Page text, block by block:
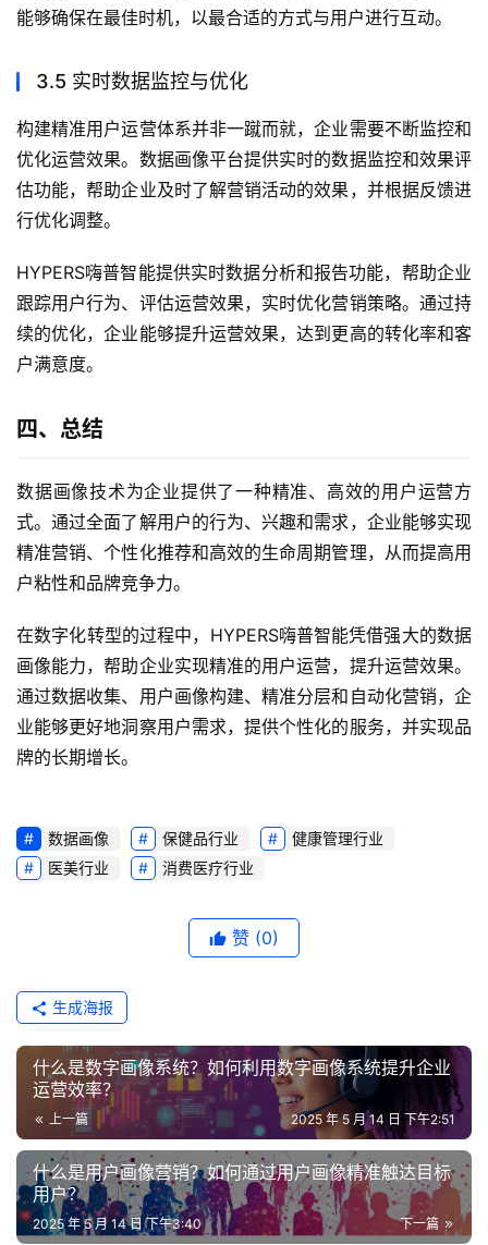
能够确保在最佳时机，以最合适的方式与用户进行互动。
3.5 实时数据监控与优化
构建精准用户运营体系并非一蹴而就，企业需要不断监控和
优化运营效果。数据画像平台提供实时的数据监控和效果评
估功能，帮助企业及时了解营销活动的效果，并根据反馈进
行优化调整。
HYPERS嗨普智能提供实时数据分析和报告功能，帮助企业
跟踪用户行为、评估运营效果，实时优化营销策略。通过持
续的优化，企业能够提升运营效果，达到更高的转化率和客
户满意度。
四、总结
数据画像技术为企业提供了一种精准、高效的用户运营方
式。通过全面了解用户的行为、兴趣和需求，企业能够实现
精准营销、个性化推荐和高效的生命周期管理，从而提高用
户粘性和品牌竞争力。
在数字化转型的过程中，HYPERS嗨普智能凭借强大的数据
画像能力，帮助企业实现精准的用户运营，提升运营效果。
通过数据收集、用户画像构建、精准分层和自动化营销，企
业能够更好地洞察用户需求，提供个性化的服务，并实现品
牌的长期增长。
数据画像 保健品行业
健康管理行业
医美行业
消费医疗行业
赞 (0)
生成海报
什么是数字画像系统？如何利用数字画像系统提升企业
运营效率？
上一篇 2025 年 5 月 14 日 下午2:51
什么是用户画像营销？如何通过用户画像精准触达目标
用户？
下一篇
2025 年 5 月 14 日 下午3:40